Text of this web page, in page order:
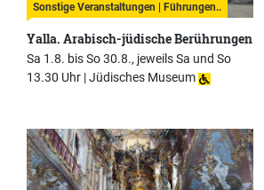
Sonstige Veranstaltungen | Führungen..
Yalla. Arabisch-jüdische Berührungen
Sa 1.8. bis So 30.8., jeweils Sa und So
13.30 Uhr |Jüdisches Museum